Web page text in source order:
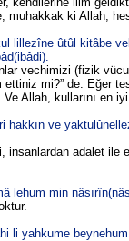
ki Allah,
lillezîne ûtûl kitâbe
vechimizi (fizik
mi?” de. Eğer
Allah, kullarını en iyi
ve
adalet ile
lehum min
li yahkume